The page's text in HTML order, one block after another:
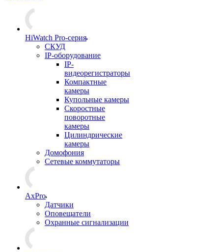
HiWatch Pro-серия
CКУД
IP-оборудование
IP-
видеорегистраторы
Компактные
камеры
Купольные камеры
Скоростные
поворотные
камеры
Цилиндрические
камеры
Домофония
Сетевые коммутаторы
AxPro
Датчики
Оповещатели
Охранные сигнализации